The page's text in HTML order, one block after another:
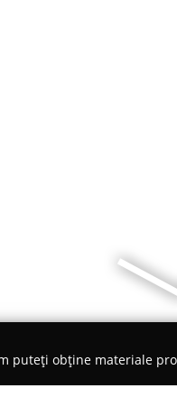
puteți obține materiale